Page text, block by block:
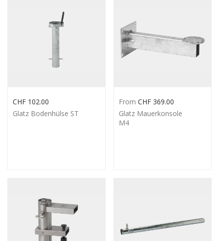
Glatz Bodenhülse ST
CHF 102.00
Glatz Mauerkonsole
M4
From CHF 369.00